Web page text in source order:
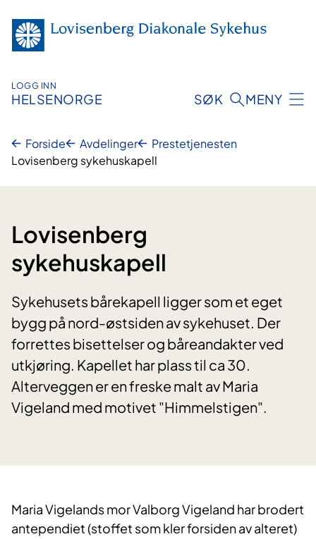
innhold
LOGG INN
HELSENORGE SØK MENY
Forside Avdelinger
Prestetjenesten
Lovisenberg sykehuskapell
Lovisenberg
sykehuskapell
Sykehusets bårekapell ligger som et eget
bygg på nord-østsiden av sykehuset. Der
forrettes bisettelser og båreandakter ved
utkjøring. Kapellet har plass til ca 30.
Alterveggen er en freske malt av Maria
Vigeland med motivet "Himmelstigen".
​Maria Vigelands mor Valborg Vigeland har brodert
antependiet (stoffet som kler forsiden av alteret)